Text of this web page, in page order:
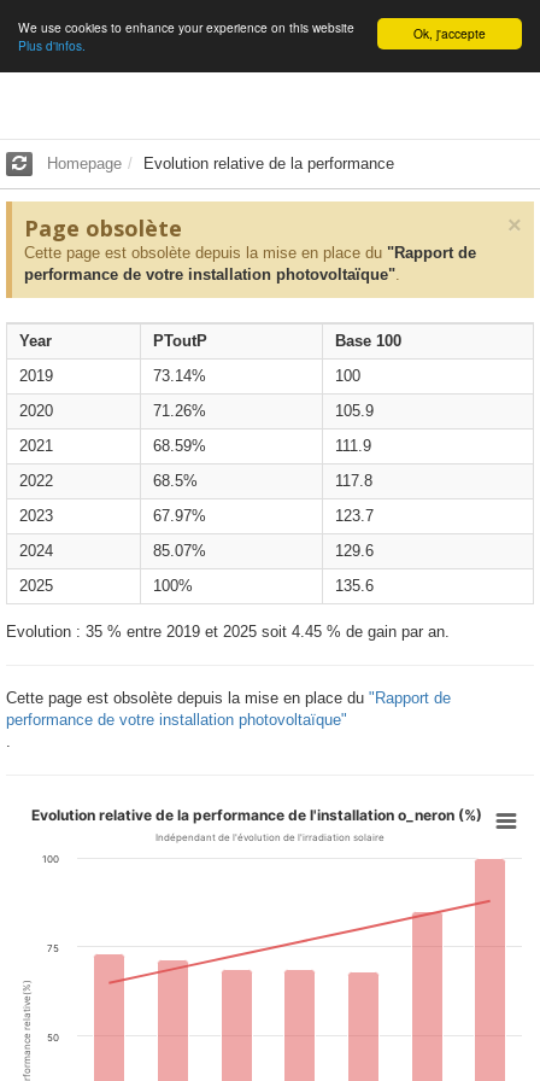
English Ok, j'accepte
We use cookies to enhance your experience on this website
Plus d'infos.
Homepage Evolution relative de la performance
×
Page obsolète
Cette page est obsolète depuis la mise en place du "Rapport de
performance de votre installation photovoltaïque".
Year PToutP
Base 100
2019
73.14%
100
2020
71.26%
105.9
2021
68.59%
111.9
2022
68.5%
117.8
2023
67.97%
123.7
2024
85.07%
129.6
2025
100% 135.6
Evolution : 35 % entre 2019 et 2025 soit 4.45 % de gain par an.
Cette page est obsolète depuis la mise en place du "Rapport de
performance de votre installation photovoltaïque"
Performance relative(%)
Evolution relative de la performance de l'installation o_neron (%)
Indépendant de l'évolution de l'irradiation solaire
50
75
100